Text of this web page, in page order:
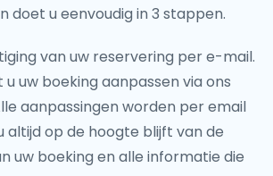
doet u eenvoudig in 3 stappen.
van uw reservering per e-mail.
u uw boeking aanpassen via ons
aanpassingen worden per email
altijd op de hoogte blijft van de
uw boeking en alle informatie die